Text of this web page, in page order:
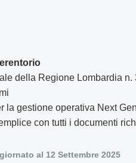
della Regione Lombardia
la gestione operativa Next
con tutti i documenti
al 12 Settembre 2025